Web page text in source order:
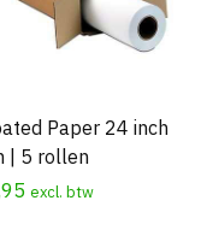
Paper 24 inch
| 5 rollen
excl. btw